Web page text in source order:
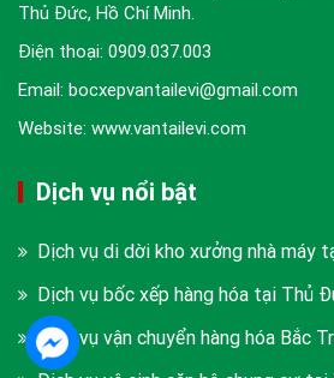
Thủ Đức, Hồ Chí Minh.
Điện thoại: 0909.037.003
Email: bocxepvantailevi@gmail.com
Website: www.vantailevi.com
Dịch vụ nổi bật
Dịch vụ di dời kho xưởng nhà máy
Dịch vụ bốc xếp hàng hóa tại Thủ
Dịch vụ vận chuyển hàng hóa Bắc